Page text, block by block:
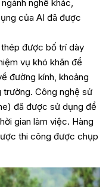
nghề khác,
của AI đã được
được bố trí dày
vụ khó khăn để
đường kính, khoảng
Công nghệ sử
đã được sử dụng để
gian làm việc. Hàng
thi công được chụp